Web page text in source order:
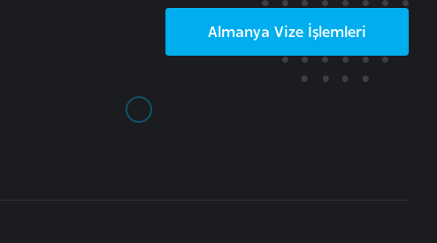
Almanya Vize İşlemleri